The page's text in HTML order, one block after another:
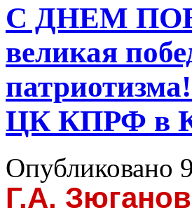
С ДНЕМ
великая
ЦК КПРФ в
Опубликовано
Г.А.